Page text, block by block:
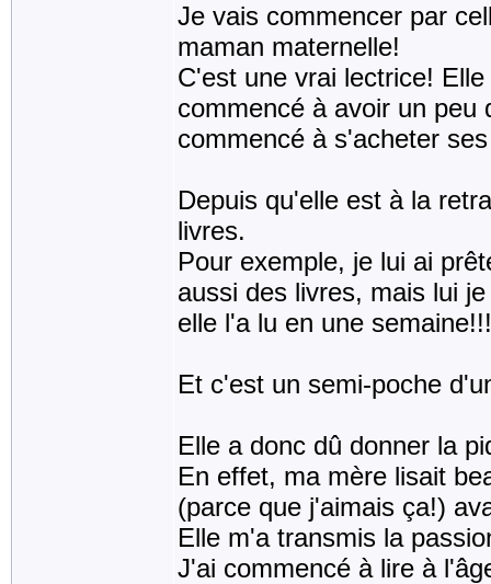
Je vais commencer par
maman maternelle!
C'est une vrai lectrice!
commencé à avoir un peu
commencé à s'acheter
Depuis qu'elle est à la
livres.
Pour exemple, je lui ai
aussi des livres, mais lui
elle l'a lu en une
Et c'est un semi-poche
Elle a donc dû donner la
En effet, ma mère lisait
(parce que j'aimais ça!)
Elle m'a transmis la
J'ai commencé à lire à